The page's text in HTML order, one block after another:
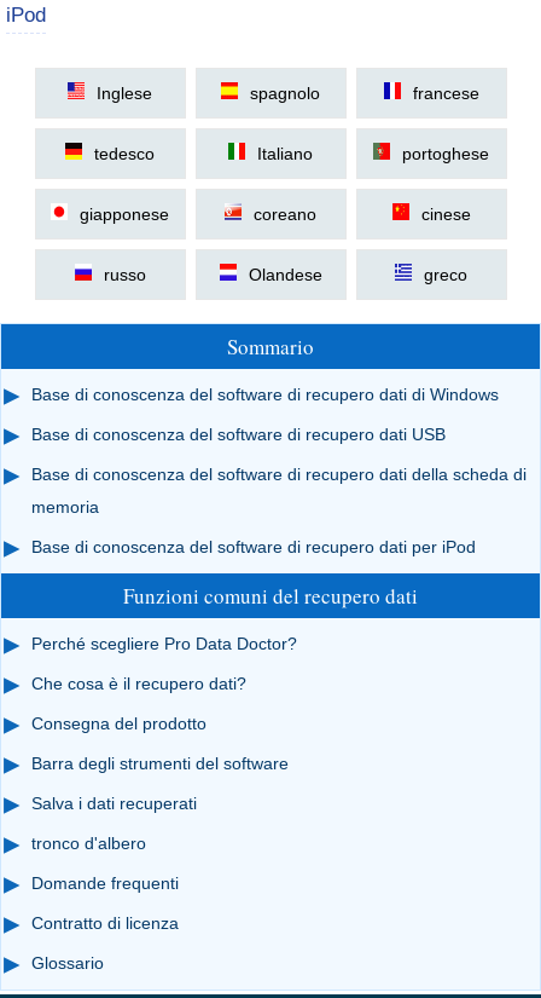
iPod
Inglese spagnolo francese
tedesco Italiano portoghese
giapponese coreano cinese
russo Olandese greco
Sommario
Base di conoscenza del software di recupero dati di Windows
Base di conoscenza del software di recupero dati USB
Base di conoscenza del software di recupero dati della scheda di
memoria
Base di conoscenza del software di recupero dati per iPod
Funzioni comuni del recupero dati
Perché scegliere Pro Data Doctor?
Che cosa è il recupero dati?
Consegna del prodotto
Barra degli strumenti del software
Salva i dati recuperati
tronco d'albero
Domande frequenti
Contratto di licenza
Glossario